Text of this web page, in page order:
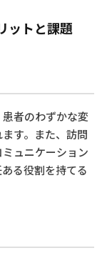
ットと課題
者のわずかな変
す。また、訪問
ュニケーション
る役割を持てる